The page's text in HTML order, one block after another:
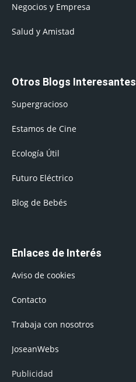
Negocios y Empresa
Salud y Amistad
Otros Blogs Interesantes
Supergracioso
Estamos de Cine
Ecología Útil
Futuro Eléctrico
Blog de Bebés
Enlaces de Interés
Aviso de cookies
Contacto
Trabaja con nosotros
JoseanWebs
Publicidad